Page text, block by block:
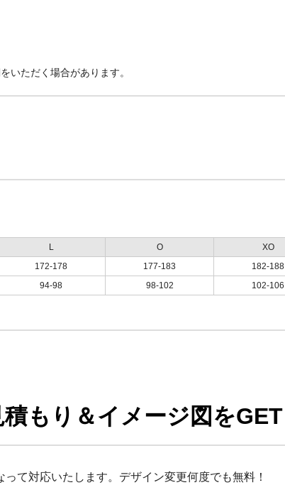
いただく場合があります。
L O XO
172-178 177-183 182-188
94-98 98-102 102-106
もり＆イメージ図をGET
て対応いたします。デザイン変更何度でも無料！